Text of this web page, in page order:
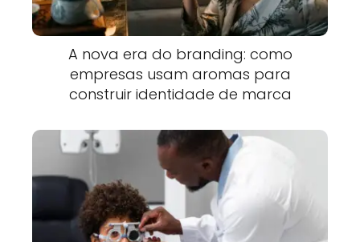
A nova era do branding: como
empresas usam aromas para
construir identidade de marca